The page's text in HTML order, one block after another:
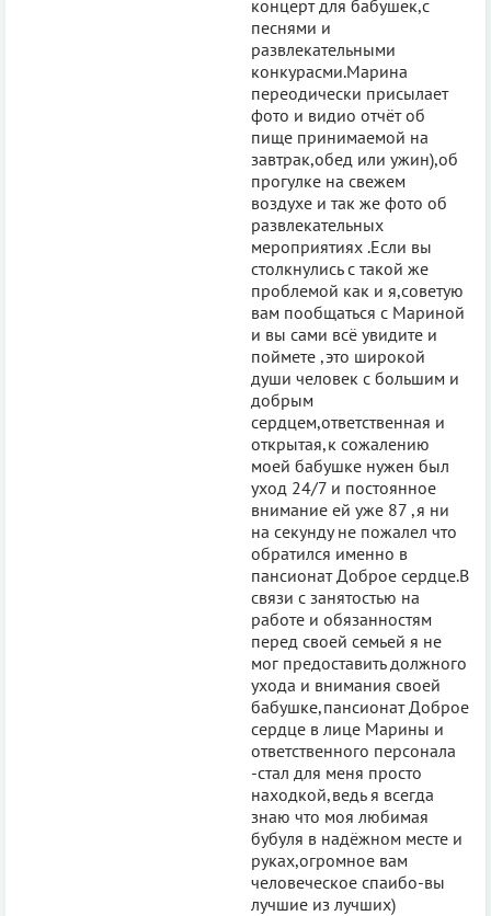
концерт для бабушек,с
песнями и
развлекательными
конкурасми.Марина
переодически присылает
фото и видио отчёт об
пище принимаемой на
завтрак,обед или ужин),об
прогулке на свежем
воздухе и так же фото об
развлекательных
мероприятиях .Если вы
столкнулись с такой же
проблемой как и я,советую
вам пообщаться с Мариной
и вы сами всё увидите и
поймете ,это широкой
души человек с большим и
добрым
сердцем,ответственная и
открытая,к сожалению
моей бабушке нужен был
уход 24/7 и постоянное
внимание ей уже 87 ,я ни
на секунду не пожалел что
обратился именно в
пансионат Доброе сердце.В
связи с занятостью на
работе и обязанностям
перед своей семьей я не
мог предоставить должного
ухода и внимания своей
бабушке,пансионат Доброе
сердце в лице Марины и
ответственного персонала
-стал для меня просто
находкой,ведь я всегда
знаю что моя любимая
бубуля в надёжном месте и
руках,огромное вам
человеческое спаибо-вы
лучшие из лучших)